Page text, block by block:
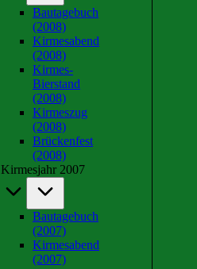
Bautagebuch
(2008)
Kirmesabend
(2008)
Kirmes-
Bierstand
(2008)
Kirmeszug
(2008)
Brückenfest
(2008)
Kirmesjahr 2007
Bautagebuch
(2007)
Kirmesabend
(2007)